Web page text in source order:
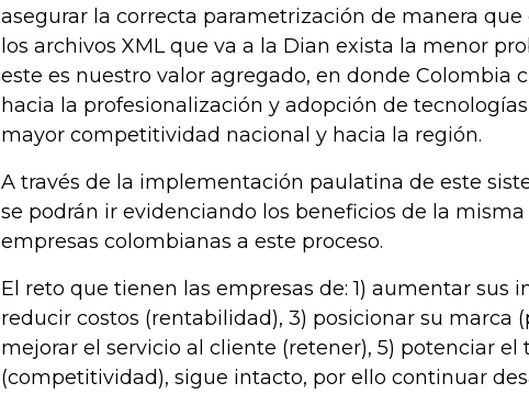
asegurar la correcta parametrización de manera que
los archivos XML que va a la Dian exista la menor
este es nuestro valor agregado, en donde Colombia
hacia la profesionalización y adopción de
mayor competitividad nacional y hacia la región.
A través de la implementación paulatina de este
se podrán ir evidenciando los beneficios de la
empresas colombianas a este proceso.
El reto que tienen las empresas de: 1) aumentar sus
reducir costos (rentabilidad), 3) posicionar su marca
mejorar el servicio al cliente (retener), 5) potenciar
(competitividad), sigue intacto, por ello continuar